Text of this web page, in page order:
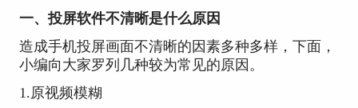
一、 投屏软件不清晰是什么原因
造成手机投屏画面不清晰的因素多种多样，下面，
小编向大家罗列几种较为常见的原因。
1.原视频模糊